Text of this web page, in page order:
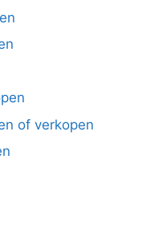
of verkopen